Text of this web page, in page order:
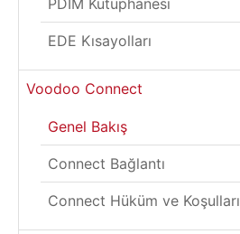
PDIM Kütüphanesi
EDE Kısayolları
Voodoo Connect
Genel Bakış
Connect Bağlantı
Connect Hüküm ve Koşulları